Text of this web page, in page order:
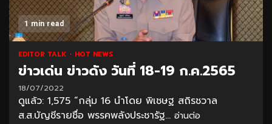
1 min read
EDITOR TALK HOT NEWS
ข่าวเด่น ข่าวดัง วันที่ 18-19 ก.ค.2565
18/07/2022
ดูแล้ว: 1,575 “กลุ่ม 16 นำโดย พิเชษฐ สถิรชวาล
ส.ส.บัญชีรายชื่อ พรรคพลังประชารัฐ... อ่านต่อ